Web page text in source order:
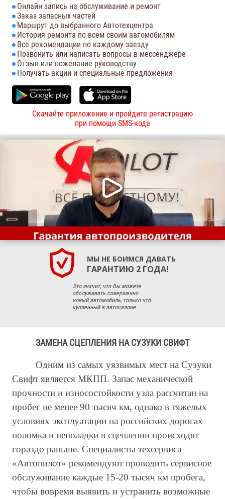
Онлайн запись на обслуживание и ремонт
Заказ запасных частей
Маршрут до выбранного Автотехцентра
История ремонта по всем своим автомобилям
Все рекомендации по каждому заезду
Позвонить или написать вопросы в мессенджере
Отзыв или пожелание руководству
Получать акции и специальные предложения
Скачайте приложение и пройдите регистрацию
при помощи SMS-кода
МЫ НЕ БОИМСЯ ДАВАТЬ
ГАРАНТИЮ 2 ГОДА!
Это значит, что Вы можете
обслуживать совершенно
новый автомобиль, только что
купленный в автосалоне.
ЗАМЕНА СЦЕПЛЕНИЯ НА СУЗУКИ СВИФТ
Одним из самых уязвимых мест на Сузуки
Свифт является МКПП. Запас механической
прочности и износостойкости узла рассчитан на
пробег не менее 90 тысяч км, однако в тяжелых
условиях эксплуатации на российских дорогах
поломка и неполадки в сцеплении происходят
гораздо раньше. Специалисты техсервиса
«Автопилот» рекомендуют проводить сервисное
обслуживание каждые 15-20 тысяч км пробега,
чтобы вовремя выявить и устранить возможные